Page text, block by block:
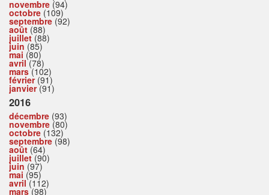
novembre (94)
octobre (109)
septembre (92)
août (88)
juillet(88)
juin (85)
mai (80)
avril(78)
mars(102)
février(91)
janvier(91)
2016
décembre (93)
novembre (80)
octobre (132)
septembre (98)
août (64)
juillet(90)
juin (97)
mai (95)
avril(112)
mars(98)